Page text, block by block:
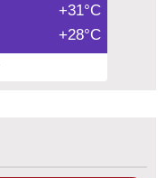
+31°C
+28°C